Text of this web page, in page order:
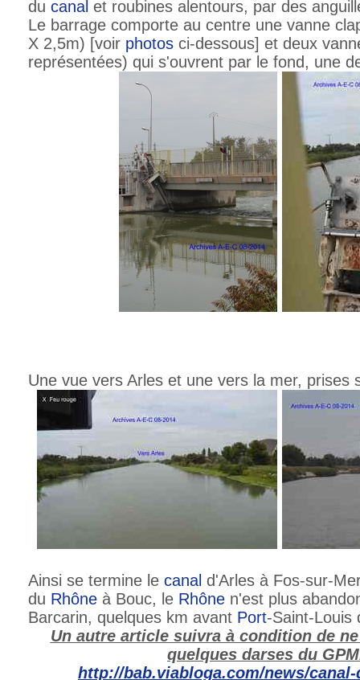
du canal et roubines alentours, par des
Le barrage comporte au centre une vanne
X 2,5m) [voir photos ci-dessous] et deux
représentées) qui s'ouvrent par le fond, une
Une vue vers Arles et une vers la mer, prises
Ainsi se termine le canal d'Arles à Fos-sur-
du Rhône à Bouc, le Rhône n'est plus
Barcarin, quelques km avant Port-Saint-Louis
Un autre article suivra à condition de
quelques darses du
http://bab.viabloga.com/news/